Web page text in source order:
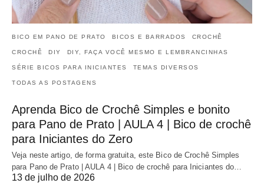
BICO EM PANO DE PRATO BICOS E BARRADOS CROCHÊ
CROCHÊ DIY DIY, FAÇA VOCÊ MESMO E LEMBRANCINHAS
SÉRIE BICOS PARA INICIANTES TEMAS DIVERSOS
TODAS AS POSTAGENS
Aprenda Bico de Crochê Simples e bonito
para Pano de Prato | AULA 4 | Bico de crochê
para Iniciantes do Zero
Veja neste artigo, de forma gratuita, este Bico de Crochê Simples
para Pano de Prato | AULA 4 | Bico de crochê para Iniciantes do…
13 de julho de 2026